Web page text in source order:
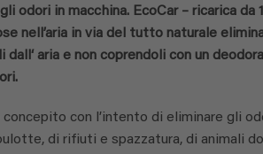
odori in macchina. EcoCar – ricarica
nell’aria in via del tutto naturale
dall‘ aria e non coprendoli con un
con l’intento di eliminare gli
di rifiuti e spazzatura, di animali